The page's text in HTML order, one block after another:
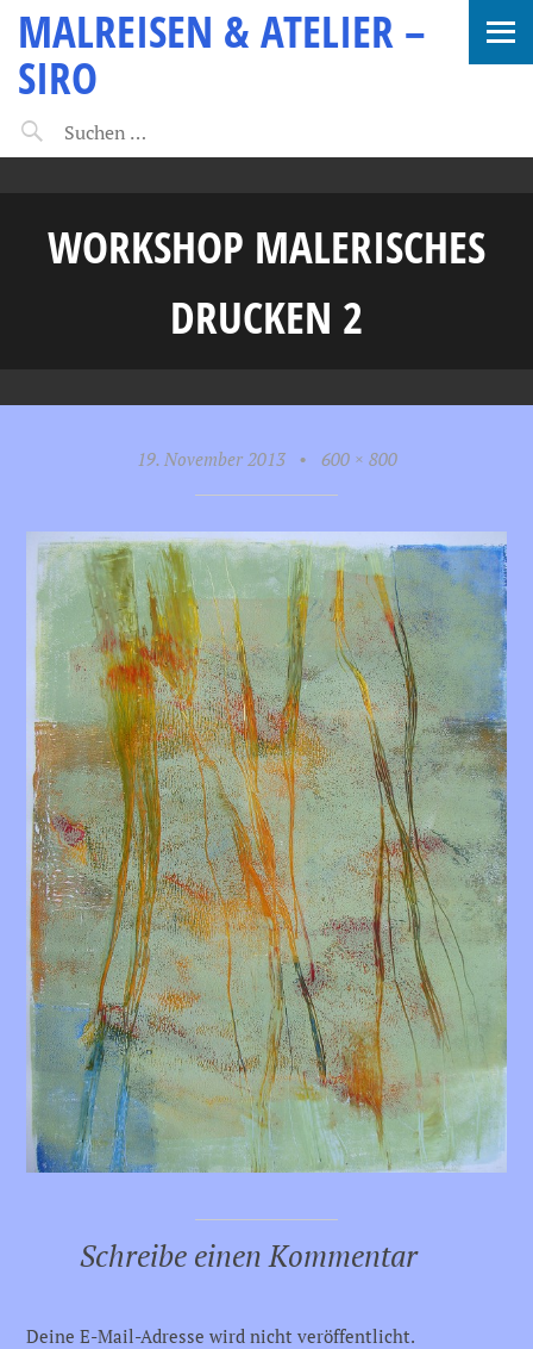
MALREISEN & ATELIER –
SIRO
WORKSHOP MALERISCHES
DRUCKEN 2
19. November 2013 • 600 × 800
Schreibe einen Kommentar
Deine E-Mail-Adresse wird nicht veröffentlicht.